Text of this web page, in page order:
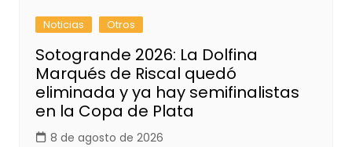
Noticias Otros
Sotogrande 2026: La Dolfina
Marqués de Riscal quedó
eliminada y ya hay semifinalistas
en la Copa de Plata
8 de agosto de 2026